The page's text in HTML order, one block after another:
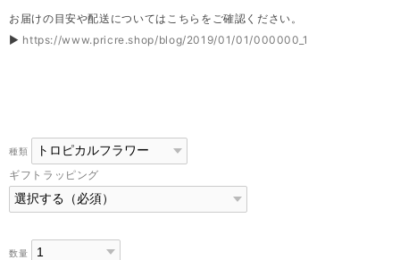
お届けの目安や配送についてはこちらをご確認ください。
▶ https://www.pricre.shop/blog/2019/01/01/000000_1
種類
ギフトラッピング
数量